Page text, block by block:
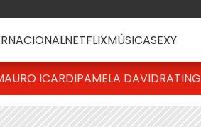
NETFLIXMÚSICASEXY
ICARDIPAMELA DAVIDRATING